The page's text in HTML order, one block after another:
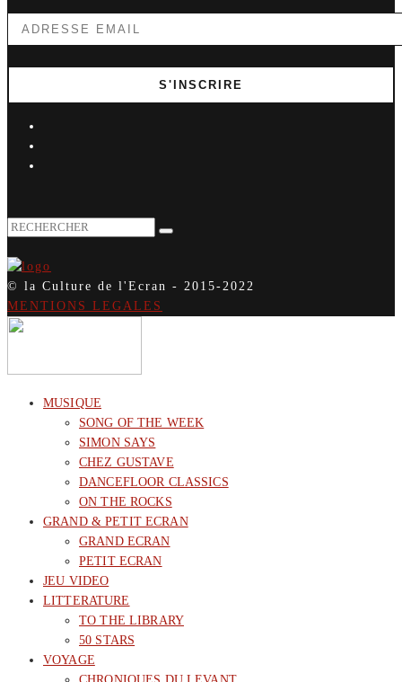
© la Culture de l'Ecran - 2015-2022
MENTIONS LEGALES
MUSIQUE
SONG OF THE WEEK
SIMON SAYS
CHEZ GUSTAVE
DANCEFLOOR CLASSICS
ON THE ROCKS
GRAND & PETIT ECRAN
GRAND ECRAN
PETIT ECRAN
JEU VIDEO
LITTERATURE
TO THE LIBRARY
50 STARS
VOYAGE